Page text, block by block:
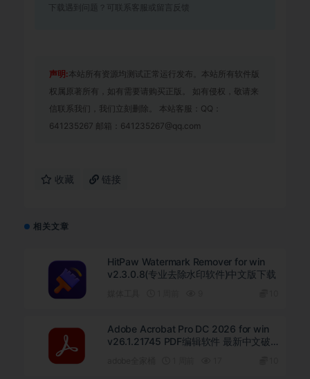
下载遇到问题？可联系客服或留言反馈
声明:本站所有资源均测试正常运行发布。本站所有软件版
权属原著所有，如有需要请购买正版。 如有侵权，敬请来
信联系我们，我们立刻删除。 本站客服：QQ：
641235267 邮箱：641235267@qq.com
收藏 链接
相关文章
HitPaw Watermark Remover for win
v2.3.0.8(专业去除水印软件)中文版下载
Adobe Acrobat Pro DC 2026 for win
v26.1.21745 PDF编辑软件 最新中文破